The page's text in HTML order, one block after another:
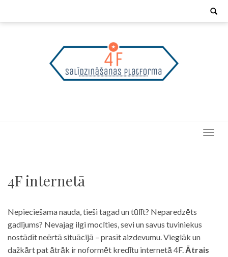
Search
4F internetā
Nepieciešama nauda, tieši tagad un tūlīt? Neparedzēts
gadījums? Nevajag ilgi mocīties, sevi un savus tuviniekus
nostādīt neērtā situācijā – prasīt aizdevumu. Vieglāk un
dažkārt pat ātrāk ir noformēt kredītu internetā 4F. Ātrais